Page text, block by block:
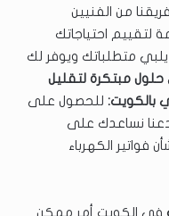
من الفنيين
لتقييم احتياجاتك
متطلباتك ويوفر لك
حلول مبتكرة لتقليل
بالكويت: للحصول على
نساعدك على
فواتير الكهرباء
في الكويت أمر ممكن